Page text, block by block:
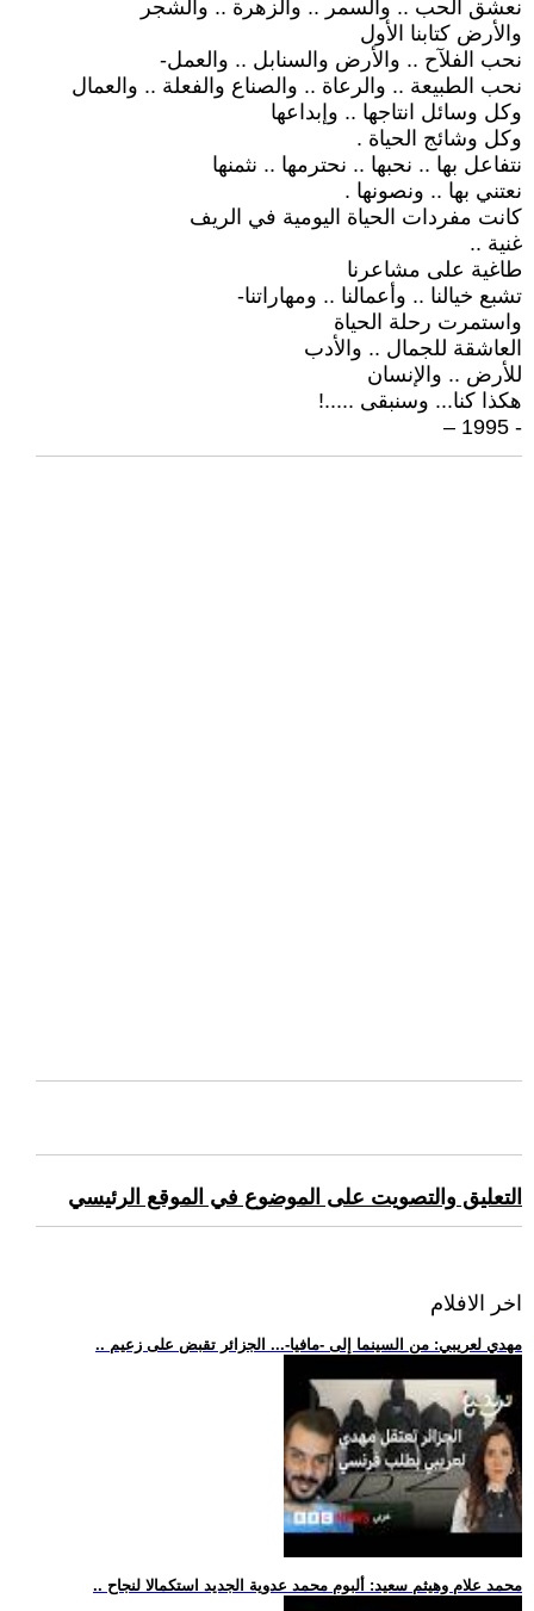
نعشق الحب .. والسمر .. والزهرة .. والشجر
والأرض كتابنا الأول
نحب الفلآح .. والأرض والسنابل .. والعمل-
نحب الطبيعة .. والرعاة .. والصناع والفعلة .. والعمال
وكل وسائل انتاجها .. وإبداعها
وكل وشائج الحياة .
نتفاعل بها .. نحبها .. نحترمها .. نثمنها
نعتني بها .. ونصونها .
كانت مفردات الحياة اليومية في الريف
غنية ..
طاغية على مشاعرنا
تشبع خيالنا .. وأعمالنا .. ومهاراتنا-
واستمرت رحلة الحياة
العاشقة للجمال .. والأدب
للأرض .. والإنسان
هكذا كنا... وسنبقى .....!
- 1995 –
التعليق والتصويت على الموضوع في الموقع الرئيسي
اخر الافلام
.. مهدي لعريبي: من السينما إلى -مافيا-... الجزائر تقبض على زعيم
.. محمد علام وهيثم سعيد: ألبوم محمد عدوية الجديد استكمالا لنجاح